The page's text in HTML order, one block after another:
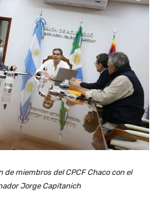
de miembros del CPCF Chaco con el
Jorge Capitanich